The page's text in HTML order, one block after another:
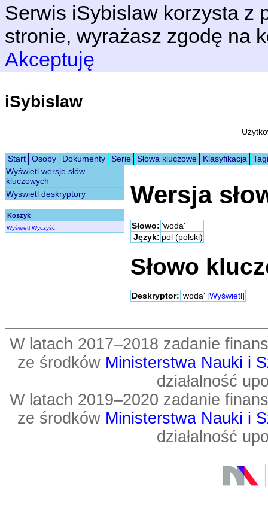
Serwis iSybislaw korzysta z
stronie, wyrażasz zgodę na
Akceptuję
iSybislaw
Start Osoby Dokumenty Serie Słowa kluczowe Klasyfikacja
Tagi
Wyświetl wersje słów
kluczowych
Wyświetl deskryptory
Koszyk
Wyświetl Wyczyść
Wersja
Słowo: 'woda'
Język: pol (polski)
Słowo
Deskryptor: 'woda' [Wyświetl]
W latach 2017–2018 zadanie
ze środków Ministerstwa Nauki i
działalność
W latach 2019–2020 zadanie
ze środków Ministerstwa Nauki i
działalność